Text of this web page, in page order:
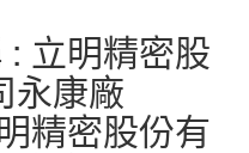
立明精密股
永康廠
精密股份有